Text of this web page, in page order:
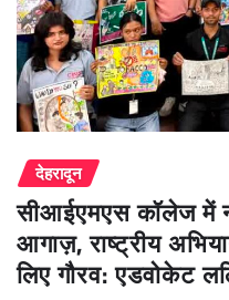
देहरादून
सीआईएमएस कॉलेज में
आगाज़, राष्ट्रीय
लिए गौरव: एडवोकेट